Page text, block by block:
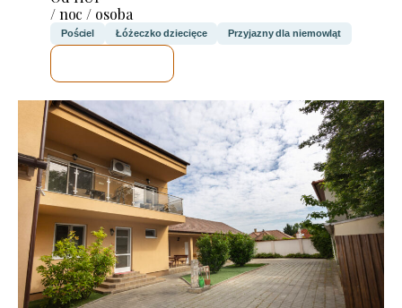
/ noc / osoba
Pościel Łóżeczko dziecięce Przyjazny dla niemowląt